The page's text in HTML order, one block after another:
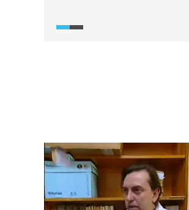
hovoří Barbora Hošková z Ústavu